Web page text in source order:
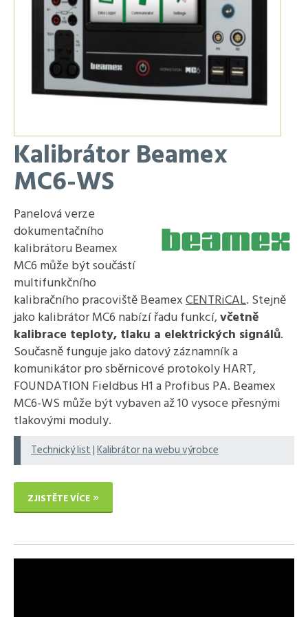
Kalibrátor Beamex
MC6-WS
Panelová verze
dokumentačního
kalibrátoru Beamex
MC6 může být součástí
multifunkčního
kalibračního pracoviště BeamexCENTRiCAL. Stejně
jako kalibrátor MC6 nabízí řadu funkcí,včetně
kalibrace teploty, tlaku a elektrických signálů.
Současně funguje jako datový záznamník a
komunikátor pro sběrnicové protokoly HART,
FOUNDATION Fieldbus H1 a Profibus PA. Beamex
MC6-WS může být vybaven až 10 vysoce přesnými
tlakovými moduly.
Technický list|Kalibrátor na webu výrobce
ZJISTĚTE VÍCE